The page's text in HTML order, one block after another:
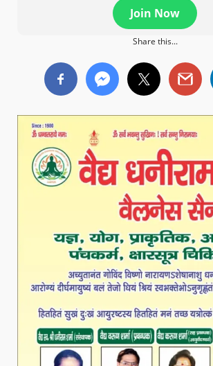
Join Now
Share this...